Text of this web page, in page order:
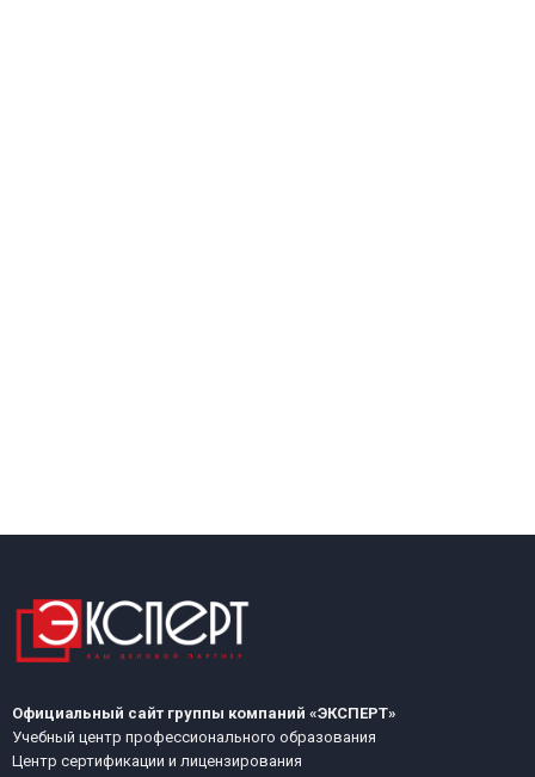
Официальный сайт группы компаний «ЭКСПЕРТ»
Учебный центр профессионального образования
Центр сертификации и лицензирования